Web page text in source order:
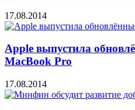
17.08.2014
Apple выпустила
MacBook Pro
17.08.2014